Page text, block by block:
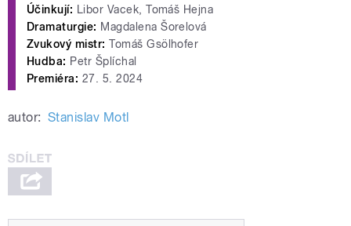
Účinkují: Libor Vacek, Tomáš Hejna
Dramaturgie: Magdalena Šorelová
Zvukový mistr: Tomáš Gsölhofer
Hudba: Petr Šplíchal
Premiéra: 27. 5. 2024
autor: Stanislav Motl